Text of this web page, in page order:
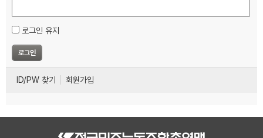
로그인 유지
ID/PW 찾기 회원가입
부설기관
업무